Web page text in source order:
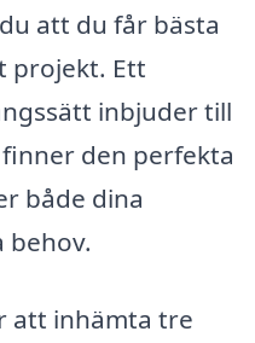
att du får bästa
projekt. Ett
inbjuder till
den perfekta
både dina
behov.
att inhämta tre